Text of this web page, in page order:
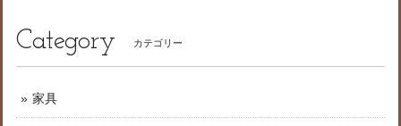
Category カテゴリー
家具